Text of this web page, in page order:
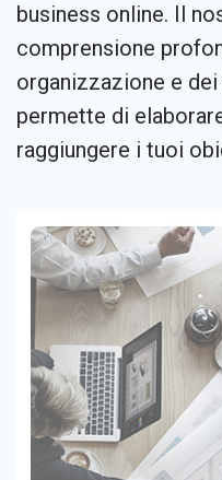
business online. Il
comprensione
organizzazione e
permette di
raggiungere i tuoi